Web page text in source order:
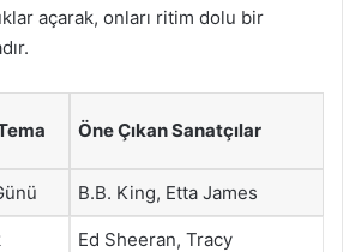
açarak, onları ritim dolu bir
Öne Çıkan Sanatçılar
B.B. King, Etta James
Ed Sheeran, Tracy